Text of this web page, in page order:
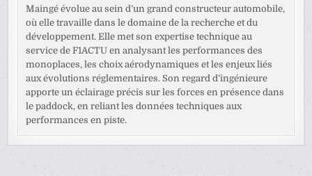
Maingé évolue au sein d’un grand constructeur automobile,
où elle travaille dans le domaine de la recherche et du
développement. Elle met son expertise technique au
service de F1ACTU en analysant les performances des
monoplaces, les choix aérodynamiques et les enjeux liés
aux évolutions réglementaires. Son regard d’ingénieure
apporte un éclairage précis sur les forces en présence dans
le paddock, en reliant les données techniques aux
performances en piste.